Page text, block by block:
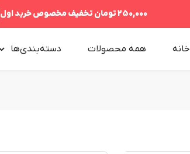
250,000 تومان تخفیف مخصوص خرید اول
خانه همه محصولات دسته‌بندی‌ها